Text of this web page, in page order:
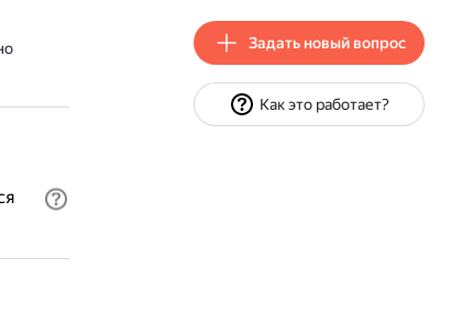
Задать новый вопрос
Как это работает?